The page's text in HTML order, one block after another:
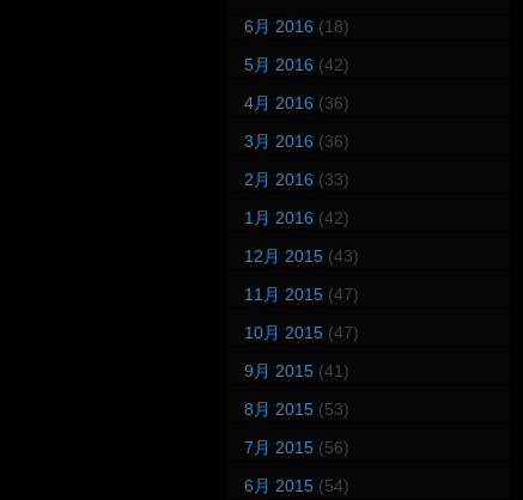
6月 2016 (18)
5月 2016 (42)
4月 2016 (36)
3月 2016 (36)
2月 2016 (33)
1月 2016 (42)
12月 2015 (43)
11月 2015 (47)
10月 2015 (47)
9月 2015 (41)
8月 2015 (53)
7月 2015 (56)
6月 2015 (54)